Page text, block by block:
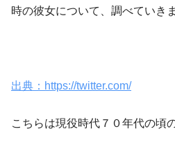
時の彼女について、調べていき
出典：https://twitter.com/
こちらは現役時代 ７０年代の頃